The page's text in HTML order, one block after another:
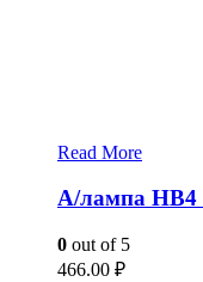
Read More
А/лампа HB4
0 out of 5
466.00 ₽